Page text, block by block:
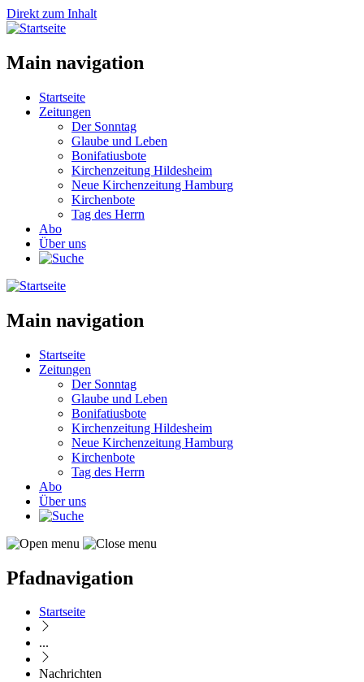
Direkt zum Inhalt
Main navigation
Startseite
Zeitungen
Der Sonntag
Glaube und Leben
Bonifatiusbote
Kirchenzeitung Hildesheim
Neue Kirchenzeitung Hamburg
Kirchenbote
Tag des Herrn
Abo
Über uns
Main navigation
Startseite
Zeitungen
Der Sonntag
Glaube und Leben
Bonifatiusbote
Kirchenzeitung Hildesheim
Neue Kirchenzeitung Hamburg
Kirchenbote
Tag des Herrn
Abo
Über uns
Pfadnavigation
Startseite
...
Nachrichten